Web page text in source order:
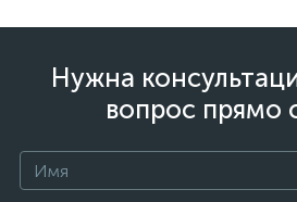
Нужна
вопрос прямо